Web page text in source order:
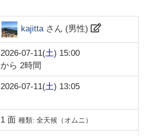
kajittaさん (男性)
2026-07-11(土) 15:00
から 2時間
2026-07-11(土) 13:05
1面 種類: 全天候（オムニ）